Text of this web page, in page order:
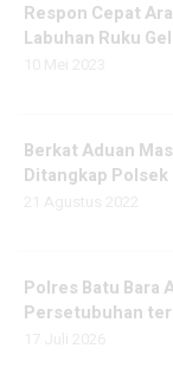
Respon Cepat
Labuhan Ruku
Berkat Aduan
Ditangkap
Polres Batu Bara
Persetubuhan